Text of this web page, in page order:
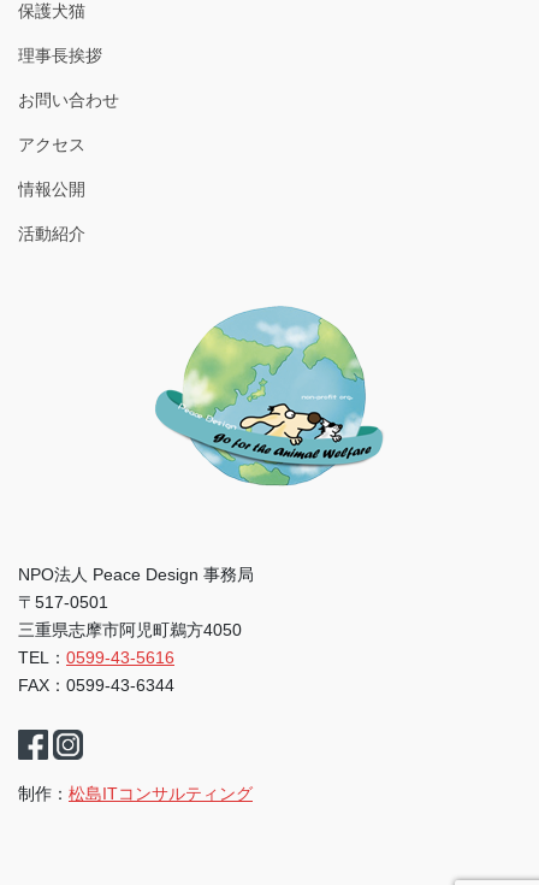
保護犬猫
理事長挨拶
お問い合わせ
アクセス
情報公開
活動紹介
NPO法人 Peace Design 事務局
〒517-0501
三重県志摩市阿児町鵜方4050
TEL： 0599-43-5616
FAX：0599-43-6344
制作： 松島ITコンサルティング